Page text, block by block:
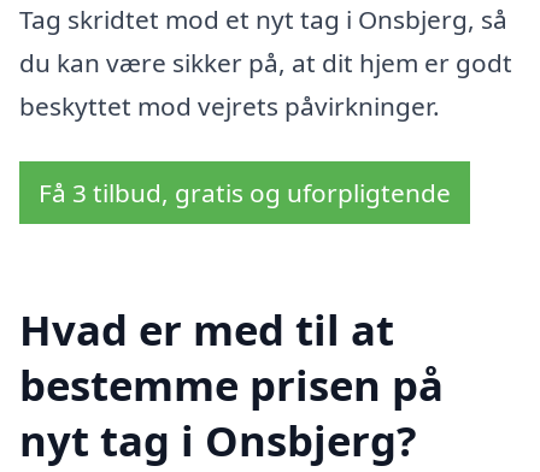
Tag skridtet mod et nyt tag i Onsbjerg, så
du kan være sikker på, at dit hjem er godt
beskyttet mod vejrets påvirkninger.
Få 3 tilbud, gratis og uforpligtende
Hvad er med til at
bestemme prisen på
nyt tag i Onsbjerg?